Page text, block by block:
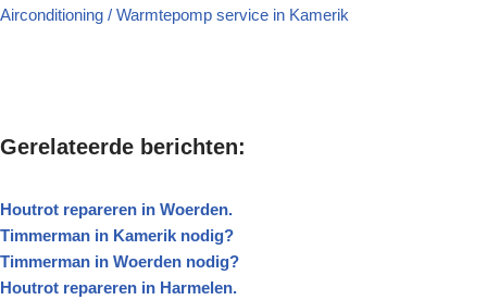
Airconditioning / Warmtepomp service in Kamerik
Gerelateerde berichten:
Houtrot repareren in Woerden.
Timmerman in Kamerik nodig?
Timmerman in Woerden nodig?
Houtrot repareren in Harmelen.